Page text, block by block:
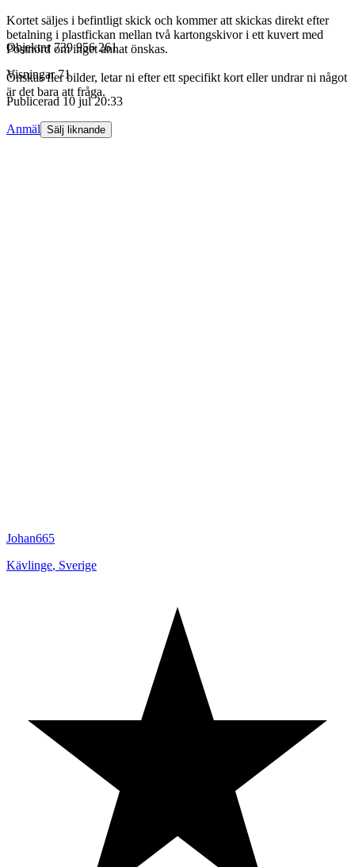
Kortet säljes i befintligt skick och kommer att skickas direkt efter
betalning i plastfickan mellan två kartongskivor i ett kuvert med
Postnord om inget annat önskas.
Önskas fler bilder, letar ni efter ett specifikt kort eller undrar ni något
är det bara att fråga.
Objektnr 739 956 261
Visningar 71
Publicerad 10 jul 20:33
Anmäl Sälj liknande
Johan665
Kävlinge, Sverige